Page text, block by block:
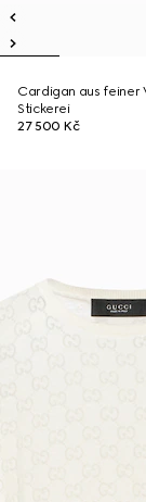
Cardigan aus feiner
Stickerei
27 500 Kč